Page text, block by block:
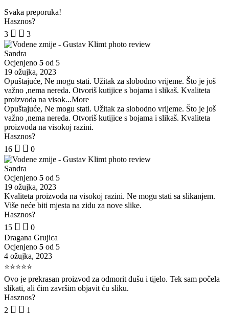
Svaka preporuka!
Hasznos?
3
3
Sandra
Ocjenjeno 5 od 5
19 ožujka, 2023
Opuštajuće, Ne mogu stati. Užitak za slobodno vrijeme. Što je još
važno ,nema nereda. Otvoriš kutijice s bojama i slikaš. Kvaliteta
proizvoda na visok...More
Opuštajuće, Ne mogu stati. Užitak za slobodno vrijeme. Što je još
važno ,nema nereda. Otvoriš kutijice s bojama i slikaš. Kvaliteta
proizvoda na visokoj razini.
Hasznos?
16
0
Sandra
Ocjenjeno 5 od 5
19 ožujka, 2023
Kvaliteta proizvoda na visokoj razini. Ne mogu stati sa slikanjem.
Više neće biti mjesta na zidu za nove slike.
Hasznos?
15
0
Dragana Grujica
Ocjenjeno 5 od 5
4 ožujka, 2023
⭐⭐⭐⭐⭐
Ovo je prekrasan proizvod za odmorit dušu i tijelo. Tek sam počela
slikati, ali čim završim objavit ću sliku.
Hasznos?
2
1